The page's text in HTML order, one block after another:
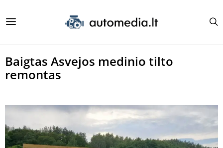
Baigtas Asvejos medinio tilto
remontas